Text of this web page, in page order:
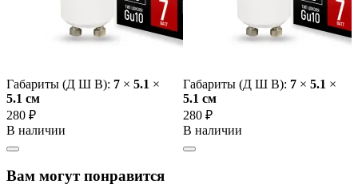
Габариты (Д Ш В): 7 × 5.1 ×
5.1 cм
280 ₽
В наличии
Габариты (Д Ш В): 7 × 5.1 ×
5.1 cм
280 ₽
В наличии
Вам могут понравится